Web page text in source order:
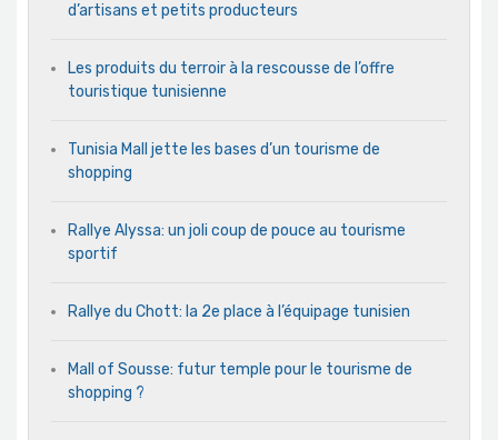
d’artisans et petits producteurs
Les produits du terroir à la rescousse de l’offre
touristique tunisienne
Tunisia Mall jette les bases d’un tourisme de
shopping
Rallye Alyssa: un joli coup de pouce au tourisme
sportif
Rallye du Chott: la 2e place à l’équipage tunisien
Mall of Sousse: futur temple pour le tourisme de
shopping ?